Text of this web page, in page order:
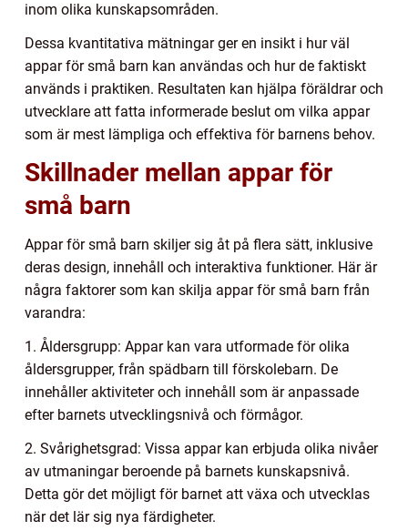
inom olika kunskapsområden.
Dessa kvantitativa mätningar ger en insikt i hur väl
appar för små barn kan användas och hur de faktiskt
används i praktiken. Resultaten kan hjälpa föräldrar och
utvecklare att fatta informerade beslut om vilka appar
som är mest lämpliga och effektiva för barnens behov.
Skillnader mellan appar för
små barn
Appar för små barn skiljer sig åt på flera sätt, inklusive
deras design, innehåll och interaktiva funktioner. Här är
några faktorer som kan skilja appar för små barn från
varandra:
1. Åldersgrupp: Appar kan vara utformade för olika
åldersgrupper, från spädbarn till förskolebarn. De
innehåller aktiviteter och innehåll som är anpassade
efter barnets utvecklingsnivå och förmågor.
2. Svårighetsgrad: Vissa appar kan erbjuda olika nivåer
av utmaningar beroende på barnets kunskapsnivå.
Detta gör det möjligt för barnet att växa och utvecklas
när det lär sig nya färdigheter.